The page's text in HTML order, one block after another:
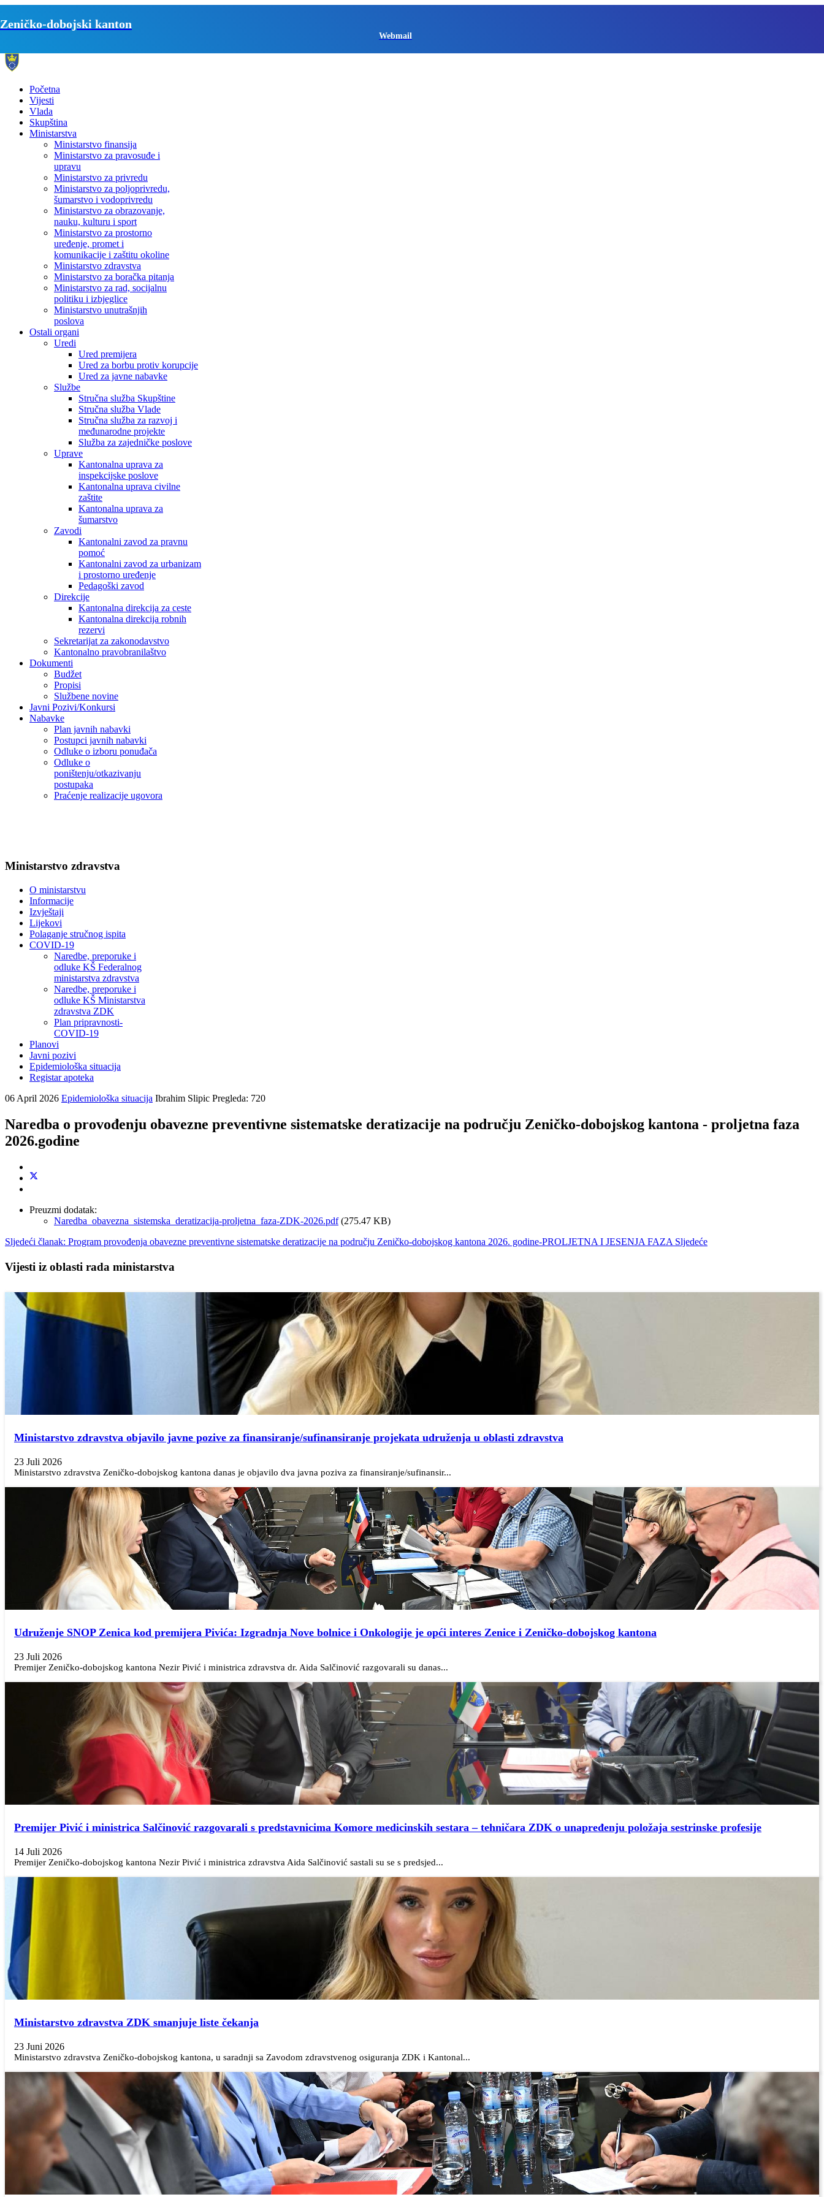
Zeničko-dobojski kanton
Webmail
Početna
Vijesti
Vlada
Skupština
Ministarstva
Ministarstvo finansija
Ministarstvo za pravosuđe i
upravu
Ministarstvo za privredu
Ministarstvo za poljoprivredu,
šumarstvo i vodoprivredu
Ministarstvo za obrazovanje,
nauku, kulturu i sport
Ministarstvo za prostorno
uređenje, promet i
komunikacije i zaštitu okoline
Ministarstvo zdravstva
Ministarstvo za boračka pitanja
Ministarstvo za rad, socijalnu
politiku i izbjeglice
Ministarstvo unutrašnjih
poslova
Ostali organi
Uredi
Ured premijera
Ured za borbu protiv korupcije
Ured za javne nabavke
Službe
Stručna služba Skupštine
Stručna služba Vlade
Stručna služba za razvoj i
međunarodne projekte
Služba za zajedničke poslove
Uprave
Kantonalna uprava za
inspekcijske poslove
Kantonalna uprava civilne
zaštite
Kantonalna uprava za
šumarstvo
Zavodi
Kantonalni zavod za pravnu
pomoć
Kantonalni zavod za urbanizam
i prostorno uređenje
Pedagoški zavod
Direkcije
Kantonalna direkcija za ceste
Kantonalna direkcija robnih
rezervi
Sekretarijat za zakonodavstvo
Kantonalno pravobranilaštvo
Dokumenti
Budžet
Propisi
Službene novine
Javni Pozivi/Konkursi
Nabavke
Plan javnih nabavki
Postupci javnih nabavki
Odluke o izboru ponuđača
Odluke o
poništenju/otkazivanju
postupaka
Praćenje realizacije ugovora
Ministarstvo zdravstva
O ministarstvu
Informacije
Izvještaji
Lijekovi
Polaganje stručnog ispita
COVID-19
Naredbe, preporuke i
odluke KŠ Federalnog
ministarstva zdravstva
Naredbe, preporuke i
odluke KŠ Ministarstva
zdravstva ZDK
Plan pripravnosti-
COVID-19
Planovi
Javni pozivi
Epidemiološka situacija
Registar apoteka
06 April 2026 Epidemiološka situacija Ibrahim Slipic Pregleda: 720
Naredba o provođenju obavezne preventivne sistematske deratizacije na području Zeničko-dobojskog kantona - proljetna faza
2026.godine
Preuzmi dodatak:
Naredba_obavezna_sistemska_deratizacija-proljetna_faza-ZDK-2026.pdf(275.47 KB)
Sljedeći članak: Program provođenja obavezne preventivne sistematske deratizacije na području Zeničko-dobojskog kantona 2026. godine-PROLJETNA I JESENJA FAZA Sljedeće
Vijesti iz oblasti rada ministarstva
Ministarstvo zdravstva objavilo javne pozive za finansiranje/sufinansiranje projekata udruženja u oblasti zdravstva
23 Juli 2026
Ministarstvo zdravstva Zeničko-dobojskog kantona danas je objavilo dva javna poziva za finansiranje/sufinansir...
Udruženje SNOP Zenica kod premijera Pivića: Izgradnja Nove bolnice i Onkologije je opći interes Zenice i Zeničko-dobojskog kantona
23 Juli 2026
Premijer Zeničko-dobojskog kantona Nezir Pivić i ministrica zdravstva dr. Aida Salčinović razgovarali su danas...
Premijer Pivić i ministrica Salčinović razgovarali s predstavnicima Komore medicinskih sestara – tehničara ZDK o unapređenju položaja sestrinske profesije
14 Juli 2026
Premijer Zeničko-dobojskog kantona Nezir Pivić i ministrica zdravstva Aida Salčinović sastali su se s predsjed...
Ministarstvo zdravstva ZDK smanjuje liste čekanja
23 Juni 2026
Ministarstvo zdravstva Zeničko-dobojskog kantona, u saradnji sa Zavodom zdravstvenog osiguranja ZDK i Kantonal...